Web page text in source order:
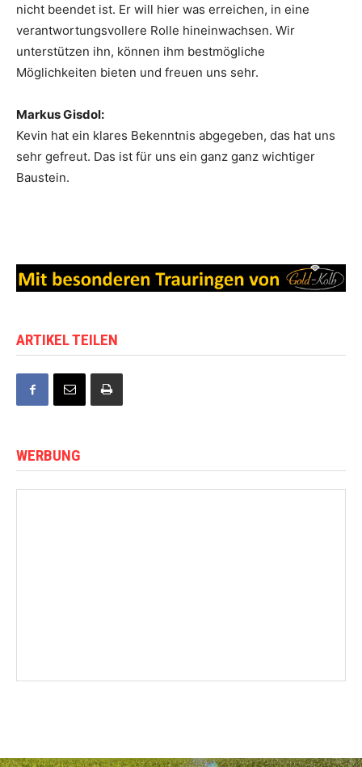
nicht beendet ist. Er will hier was erreichen, in eine
verantwortungsvollere Rolle hineinwachsen. Wir
unterstützen ihn, können ihm bestmögliche
Möglichkeiten bieten und freuen uns sehr.
Markus Gisdol:
Kevin hat ein klares Bekenntnis abgegeben, das hat uns
sehr gefreut. Das ist für uns ein ganz ganz wichtiger
Baustein.
ARTIKEL TEILEN
WERBUNG